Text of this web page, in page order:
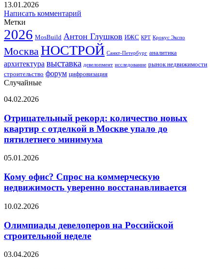
13.01.2026
Написать комментарий
Метки
2026 MosBuild Антон Глушков ИЖС КРТ Крокус Экспо
МоскваНОСТРОЙ Санкт-Петербург аналитика
архитектура выставка девелопмент исследование рынок недвижимости
строительство форум цифровизация
Случайные
Отрицательный
количество
новых
квартир
с
в
упало
до
пятилетнего
минимума
04.02.2026
Отрицательный рекорд: количество новых
квартир с отделкой в Москве упало до
пятилетнего минимума
Кому
Спрос
на
коммерческую
уверенно
05.01.2026
Кому офис? Спрос на коммерческую
недвижимость уверенно восстанавливается
Олимпиады
на
Российской
строительной
10.02.2026
Олимпиады девелоперов на Российской
строительной неделе
Архитекторы
03.04.2026